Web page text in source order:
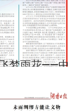
梦雨花——中